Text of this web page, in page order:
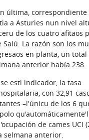
última, correspondiente
a Asturies nun nivel
de los cuatro afitaos
La razón son los
en planta, un total
anterior había 238.
esti indicador, la tasa
con 32,91
–l'únicu de los 6
de cames UCI
selmana anterior.